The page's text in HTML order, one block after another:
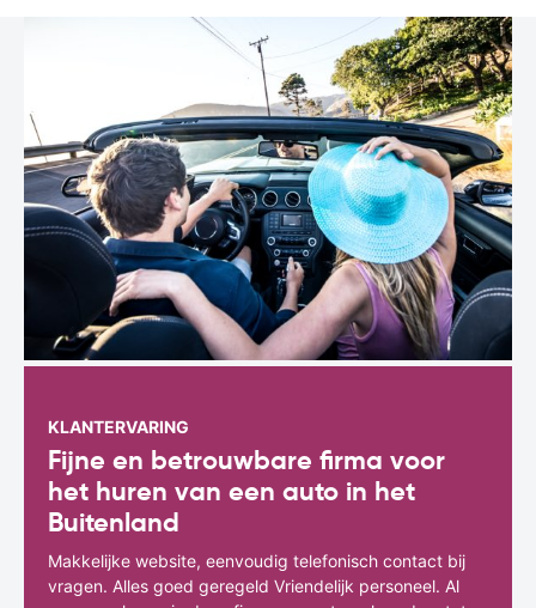
KLANTERVARING
Fijne en betrouwbare firma voor
het huren van een auto in het
Buitenland
Makkelijke website, eenvoudig telefonisch contact bij
vragen. Alles goed geregeld Vriendelijk personeel. Al